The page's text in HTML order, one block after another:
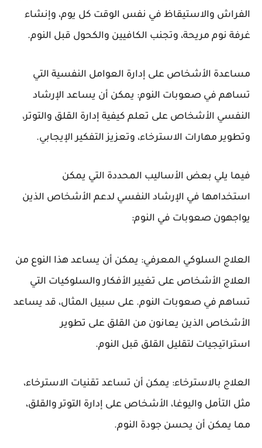
الفراش والاستيقاظ في نفس الوقت كل يوم، وإنشاء
غرفة نوم مريحة، وتجنب الكافيين والكحول قبل النوم.
مساعدة الأشخاص على إدارة العوامل النفسية التي
تساهم في صعوبات النوم: يمكن أن يساعد الإرشاد
النفسي الأشخاص على تعلم كيفية إدارة القلق والتوتر،
وتطوير مهارات الاسترخاء، وتعزيز التفكير الإيجابي.
فيما يلي بعض الأساليب المحددة التي يمكن
استخدامها في الإرشاد النفسي لدعم الأشخاص الذين
يواجهون صعوبات في النوم:
العلاج السلوكي المعرفي: يمكن أن يساعد هذا النوع من
العلاج الأشخاص على تغيير الأفكار والسلوكيات التي
تساهم في صعوبات النوم. على سبيل المثال، قد يساعد
الأشخاص الذين يعانون من القلق على تطوير
استراتيجيات لتقليل القلق قبل النوم.
العلاج بالاسترخاء: يمكن أن تساعد تقنيات الاسترخاء،
مثل التأمل واليوغا، الأشخاص على إدارة التوتر والقلق،
مما يمكن أن يحسن جودة النوم.